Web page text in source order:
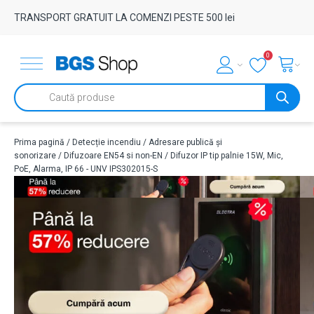
TRANSPORT GRATUIT LA COMENZI PESTE 500 lei
0
Products
search
Prima pagină / Detecție incendiu / Adresare publică și
sonorizare / Difuzoare EN54 si non-EN / Difuzor IP tip palnie 15W, Mic,
PoE, Alarma, IP 66 - UNV IPS302015-S